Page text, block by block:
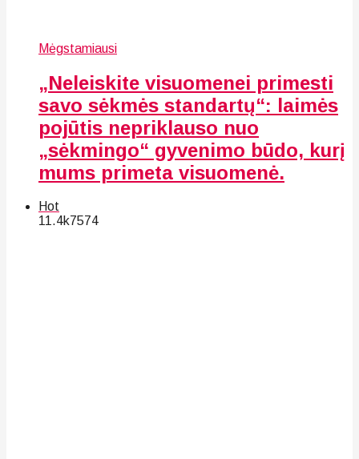
Mėgstamiausi
„Neleiskite visuomenei primesti
savo sėkmės standartų“: laimės
pojūtis nepriklauso nuo
„sėkmingo“ gyvenimo būdo, kurį
mums primeta visuomenė.
Hot
11.4k7574